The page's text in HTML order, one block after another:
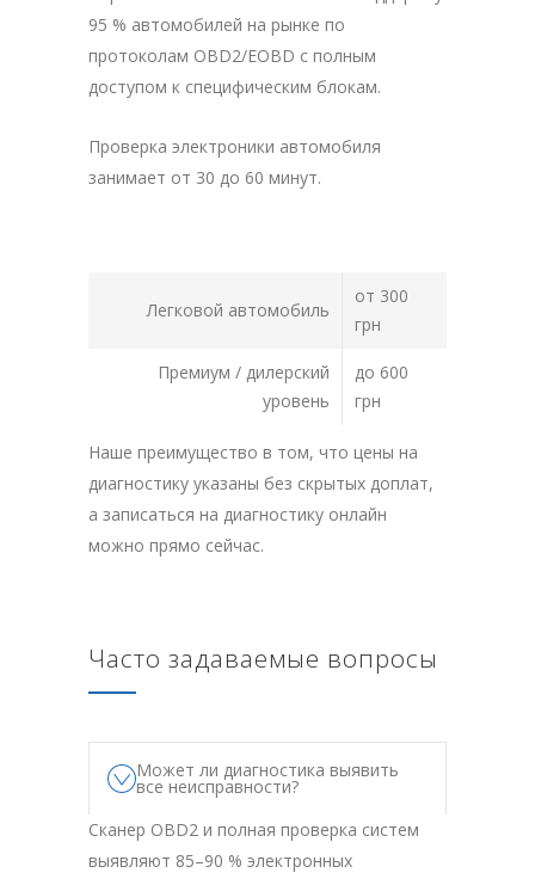
95 % автомобилей на рынке по
протоколам OBD2/EOBD с полным
доступом к специфическим блокам.
Проверка электроники автомобиля
занимает от 30 до 60 минут.
Легковой автомобиль
от 300
грн
Премиум / дилерский
уровень
до 600
грн
Наше преимущество в том, что цены на
диагностику указаны без скрытых доплат,
а записаться на диагностику онлайн
можно прямо сейчас.
Часто задаваемые вопросы
Может ли диагностика выявить
все неисправности?
Сканер OBD2 и полная проверка систем
выявляют 85–90 % электронных